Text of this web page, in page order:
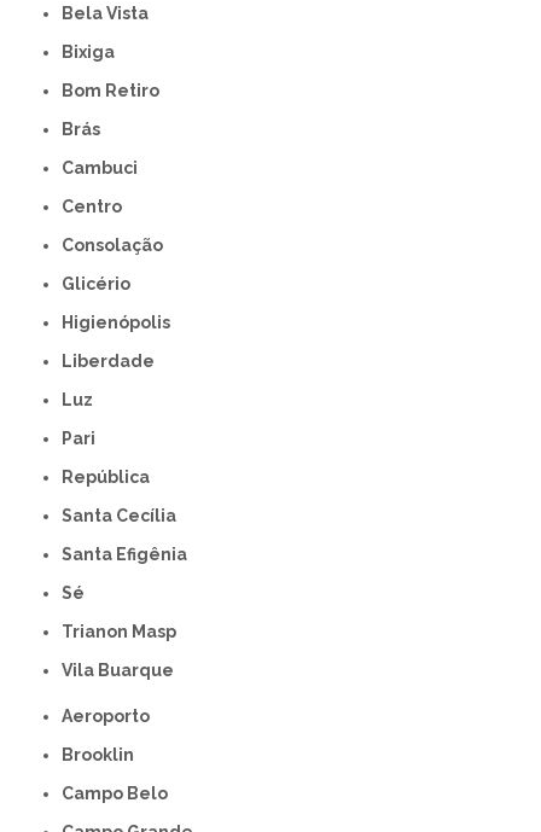
Bela Vista
Bixiga
Bom Retiro
Brás
Cambuci
Centro
Consolação
Glicério
Higienópolis
Liberdade
Luz
Pari
República
Santa Cecília
Santa Efigênia
Sé
Trianon Masp
Vila Buarque
Aeroporto
Brooklin
Campo Belo